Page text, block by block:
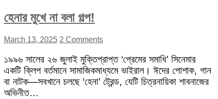
হেনার মুখে না বলা গল্প!
March 13, 2025 2 Comments
১৯৯৬ সালের ২৬ জুলাই মুক্তিপ্রাপ্ত ‘প্রেমের সমাধি’ সিনেমার
একটি ক্লিপ বর্তমানে সামাজিকমাধ্যমে ভাইরাল। ঈদের পোশাক, গান
বা নাটক—সবখানে চলছে ‘হেনা’ ট্রেন্ড, যেটি চিত্রনায়িকা শাবনাজের
অভিনীত…